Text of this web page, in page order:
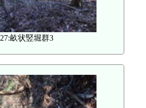
27:畝状竪堀群3